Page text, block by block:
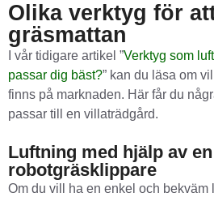
Olika verktyg för
gräsmattan
I vår tidigare artikel ”Verktyg som
passar dig bäst?” kan du läsa om
finns på marknaden. Här får du
passar till en villaträdgård.
Luftning med hjälp av en
robotgräsklippare
Om du vill ha en enkel och bekväm